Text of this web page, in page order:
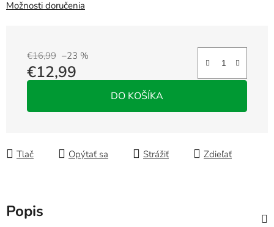
Možnosti doručenia
€16,99 –23 %
€12,99
DO KOŠÍKA
Tlač Opýtať sa Strážiť Zdieľať
Popis